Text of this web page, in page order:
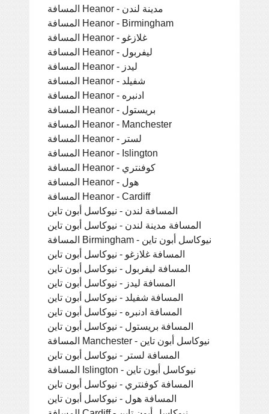
المسافة Heanor - مدينة لندن
المسافة Heanor - Birmingham
المسافة Heanor - غلازغو
المسافة Heanor - ليفربول
المسافة Heanor - ليدز
المسافة Heanor - شفيلد
المسافة Heanor - ادنبره
المسافة Heanor - بريستول
المسافة Heanor - Manchester
المسافة Heanor - لستر
المسافة Heanor - Islington
المسافة Heanor - كوفنتري
المسافة Heanor - هول
المسافة Heanor - Cardiff
المسافة لندن - نيوكاسل أبون تاين
المسافة مدينة لندن - نيوكاسل أبون تاين
المسافة Birmingham - نيوكاسل أبون تاين
المسافة غلازغو - نيوكاسل أبون تاين
المسافة ليفربول - نيوكاسل أبون تاين
المسافة ليدز - نيوكاسل أبون تاين
المسافة شفيلد - نيوكاسل أبون تاين
المسافة ادنبره - نيوكاسل أبون تاين
المسافة بريستول - نيوكاسل أبون تاين
المسافة Manchester - نيوكاسل أبون تاين
المسافة لستر - نيوكاسل أبون تاين
المسافة Islington - نيوكاسل أبون تاين
المسافة كوفنتري - نيوكاسل أبون تاين
المسافة هول - نيوكاسل أبون تاين